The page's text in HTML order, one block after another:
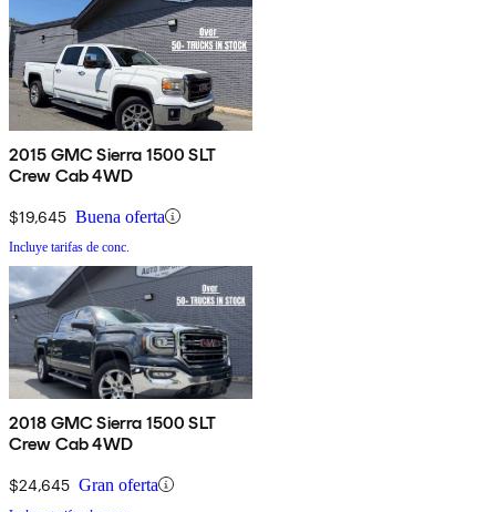
2015 GMC Sierra 1500 SLT
Crew Cab 4WD
$19,645 Buena oferta
Incluye tarifas de conc.
2018 GMC Sierra 1500 SLT
Crew Cab 4WD
$24,645 Gran oferta